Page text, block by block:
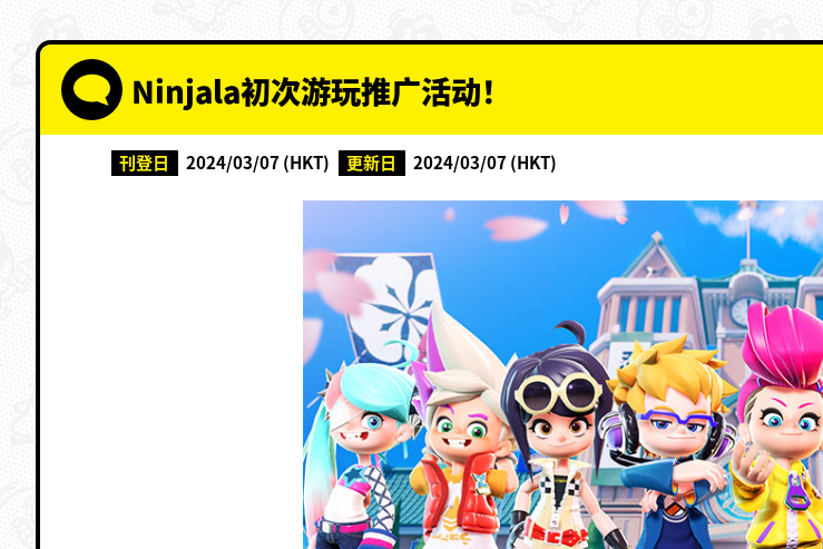
Ninjala初次游玩推广活动！
刊登日 2024/03/07 (HKT) 更新日 2024/03/07 (HKT)